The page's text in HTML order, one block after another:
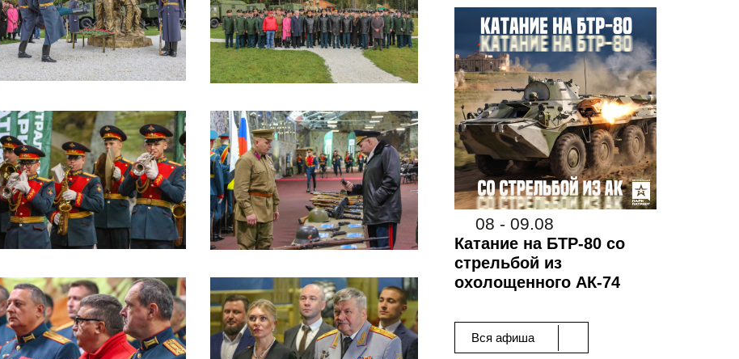
08 - 09.08
Катание на БТР-80 со
стрельбой из
охолощенного АК-74
Вся афиша